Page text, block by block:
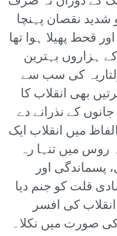
نقصان پہنچا
قحط پھیلا ہوا تھا
ہزاروں بہترین
کی سب سے
بھی انقلاب کا
کے نذرانے دے
میں انقلاب ایک
روس میں تنہا رہ
پسماندگی اور
قلت کو جنم دیا
کی افسر
صورت میں نکلا۔